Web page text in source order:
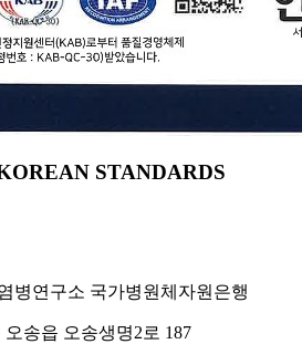
STANDARDS
병연구소 국가병원체자원은행
송읍 오송생명2로 187